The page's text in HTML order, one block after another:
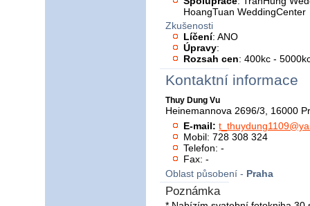
HoangTuan WeddingCenter
Zkušenosti
Líčení: ANO
Úpravy:
Rozsah cen: 400kc -
Kontaktní informace
Thuy Dung Vu
Heinemannova 2696/3, 16000
E-mail:
Mobil: 728 308 324
Telefon: -
Fax: -
Oblast působení - Praha
Poznámka